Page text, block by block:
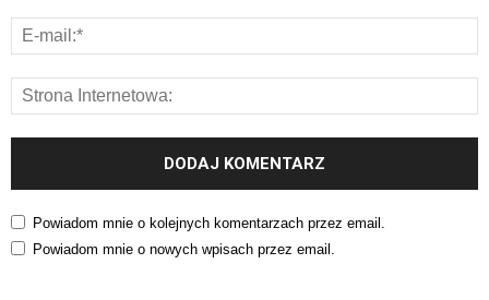
Powiadom mnie o kolejnych komentarzach przez email.
Powiadom mnie o nowych wpisach przez email.